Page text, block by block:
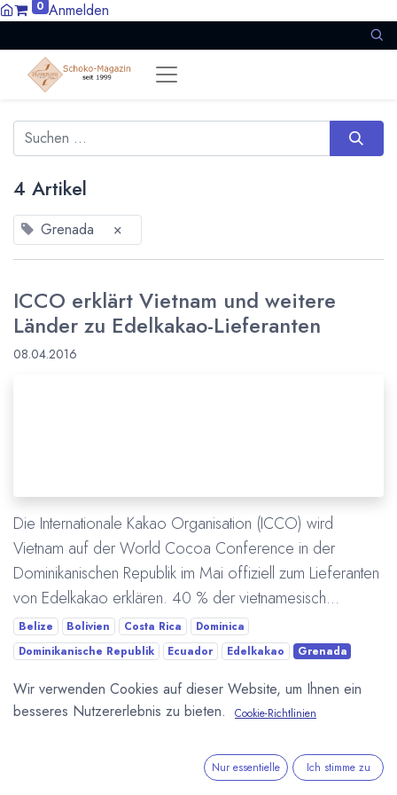
0 Anmelden
4 Artikel
Grenada ×
ICCO erklärt Vietnam und weitere
Länder zu Edelkakao-Lieferanten
08.04.2016
Die Internationale Kakao Organisation (ICCO) wird
Vietnam auf der World Cocoa Conference in der
Dominikanischen Republik im Mai offiziell zum Lieferanten
von Edelkakao erklären. 40 % der vietnamesisch...
Belize Bolivien Costa Rica
Dominica
Dominikanische Republik
Ecuador Edelkakao
Grenada
International Cocoa Organization (ICCO)
Jamaica
Peru
Saint Lucia
Trinidad und Tobago
Venezuela
Wir verwenden Cookies auf dieser Website, um Ihnen ein
besseres Nutzererlebnis zu bieten.
Cookie-Richtlinien
Nur essentielle Ich stimme zu